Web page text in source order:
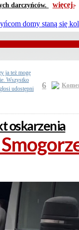
darczyńców.
więcej>>
ja też mogę
Wszystko
udostępni
6
oskarzenia